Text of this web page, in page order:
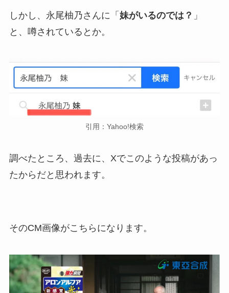
しかし、永尾柚乃さんに「 妹がいるのでは？ 」
と、噂されているとか。
引用：Yahoo!検索
調べたところ、過去に、Xでこのような投稿があっ
たからだと思われます。
そのCM画像がこちらになります。